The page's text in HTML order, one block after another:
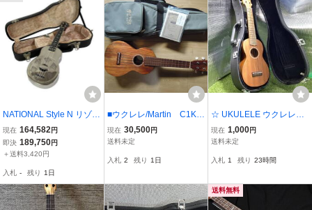
NATIONAL Style N リゾネ
ーター ウクレレ 楽器 ケ
ース付 中古 T11481450
現在 164,582円
即決 189,750円
＋送料3,420円
入札 - 残り 1日
■ウクレレ/Martin C1K U
ke/マーチン コンサートサ
イズ /ソフトケース付
現在 30,500円
送料未定
入札 2 残り 1日
☆ UKULELE ウクレレ
【Handlei】小型弦楽器 4
弦【HUK-100G】 ／ 楽器
1000円スタート
現在 1,000円
送料未定
入札 1 残り 23時間
送料無料